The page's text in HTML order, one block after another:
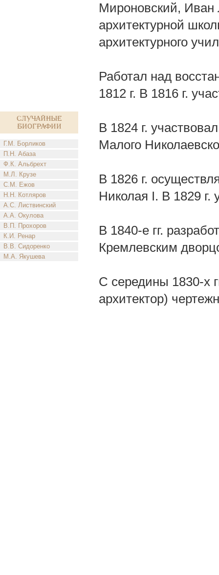
Случайные
биографии
Г.М. Борликов
П.Н. Абаза
Ф.К. Альбрехт
М.Л. Крузе
С.М. Ежов
Н.Н. Котляров
А.С. Листвинский
А.А. Окулова
В.П. Прохоров
К.И. Ренар
В.В. Сидоренко
М.А. Якушева
Мироновский,
архитектурной
архитектурного
Работал над
1812 г. В 1816 г.
В 1824 г.
Малого
В 1826 г.
Николая I. В 1829 г.
В 1840-е гг.
Кремлевским
С середины 1830-х
архитектор)